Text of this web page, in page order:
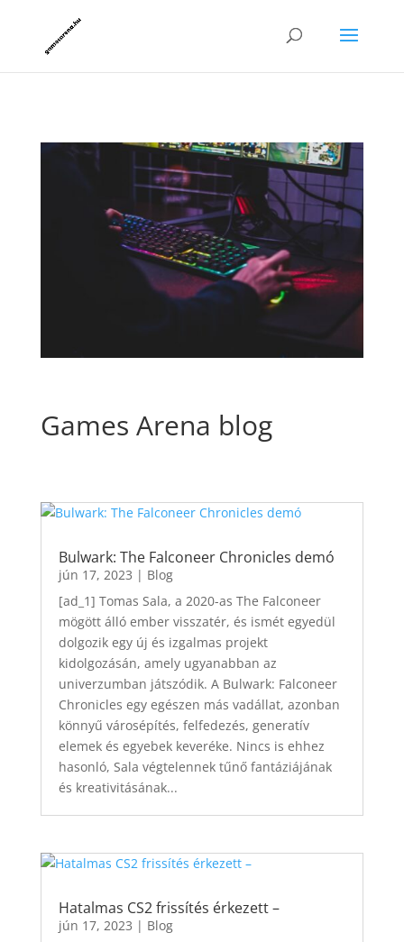
Games Arena blog
Bulwark: The Falconeer Chronicles demó
jún 17, 2023 | Blog
[ad_1] Tomas Sala, a 2020-as The Falconeer
mögött álló ember visszatér, és ismét egyedül
dolgozik egy új és izgalmas projekt
kidolgozásán, amely ugyanabban az
univerzumban játszódik. A Bulwark: Falconeer
Chronicles egy egészen más vadállat, azonban
könnyű városépítés, felfedezés, generatív
elemek és egyebek keveréke. Nincs is ehhez
hasonló, Sala végtelennek tűnő fantáziájának
és kreativitásának...
Hatalmas CS2 frissítés érkezett –
jún 17, 2023 | Blog